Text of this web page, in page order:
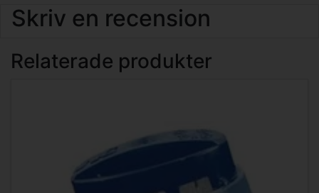
Skriv en recension
Relaterade produkter